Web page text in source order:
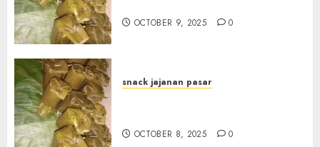
OCTOBER 9, 2025 0
snack jajanan pasar
OCTOBER 8, 2025 0